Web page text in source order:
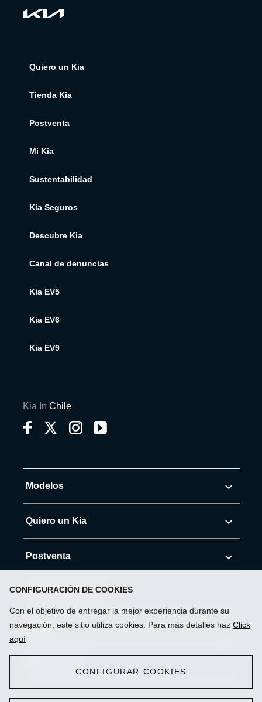
Quiero un Kia
Tienda Kia
Postventa
Mi Kia
Sustentabilidad
Kia Seguros
Descubre Kia
Canal de denuncias
Kia EV5
Kia EV6
Kia EV9
Kia In Chile
Modelos
Morning
Sonet
Seltos
Quiero un Kia
Cotiza tu Kia
Red de Concesionarios
Postventa
Agenda tu cita al Servicio
Servicios autorizados
Accesorios
Mantenciones
Electromovilidad
Kia Híbridos HEV
Mi Kia
Contáctanos
CONFIGURACIÓN DE COOKIES
Con el objetivo de entregar la mejor experiencia durante su
navegación, este sitio utiliza cookies. Para más detalles haz Click
aquí
CONFIGURAR COOKIES